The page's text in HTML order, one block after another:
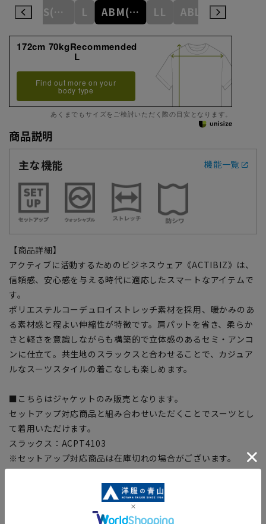
ABS(WideS) L ABM(WideM) LL
172cm 70kgRecommended
L
Find out more on your
body type
あくまでもサイズをご検討いただく際の目安となります。
商品説明
主な機能
機能一覧
【商品詳細】
アクティブに活動するためのビジネスウェア《ACTIBIZ》は、
信頼感、安心感を与える時代に適応したスマートなアイテムで
す。
ポリエステルコーデュロイストレッチ素材を採用、暖かみのあ
る素材感と程よい伸縮性が特徴です。肩パットを省き、柔らか
さと軽さを意識しながらも構築的で立体感のあるセミ・アンコ
ンに仕立て。共生地のスラックスと合わせることで、カジュア
ルなスーツスタイルの着こなしも楽しめます。
■こちらはジャケットのみ販売となります。
セットアップ対応商品と組み合わせいただくことでスーツとし
て着用いただけます。
スラックス：ACPT4103
※セットアップ対応商品は在庫切れの場合がございます。
洗濯機からシャワークリーンなど、家庭での洗濯が可能です。